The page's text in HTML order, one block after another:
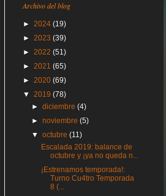
Archivo del blog
► 2024 (19)
► 2023 (39)
► 2022 (51)
► 2021 (65)
► 2020 (69)
▼ 2019 (78)
►diciembre(4)
►noviembre(5)
▼octubre(11)
Escalada 2019: balance de
octubre y ¡ya no queda n...
¡Estrenamos temporada!:
Turno Cu4tro Temporada
8 (...